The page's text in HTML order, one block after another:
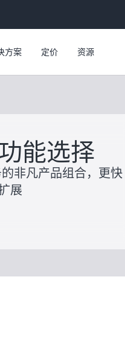
方案 定价 资源
能选择
非凡产品组合，更快
展